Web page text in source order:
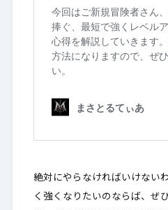
絶対にやらなければいけない
く強くなりたいのならば、ぜ